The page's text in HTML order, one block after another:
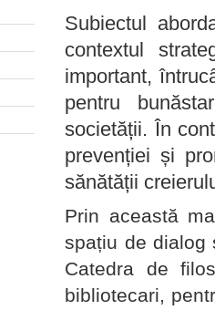
Subiectul
contextul
important,
pentru
societății. În
prevenției și
sănătății
Prin această
spațiu de dialog
Catedra de
bibliotecari,